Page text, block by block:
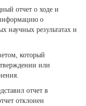
отчет о ходе и
информацию о
научных результатах и
который
или
отчет в
отклонен